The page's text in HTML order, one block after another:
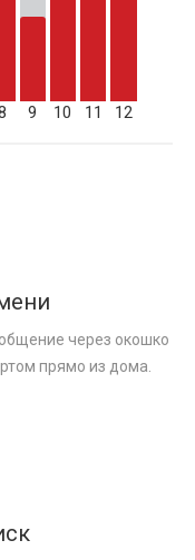
9 10 11 12
через окошко
прямо из дома.